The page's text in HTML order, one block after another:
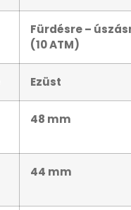
Fürdésre –
(10 ATM)
Ezüst
48 mm
44 mm